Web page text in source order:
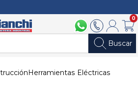
094 211 1122902 2902Mi cuenta
0
Buscar
Herramientas Eléctricas